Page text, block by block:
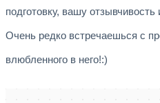
подготовку, вашу
Очень редко встречаешься с
влюбленного в него!:)